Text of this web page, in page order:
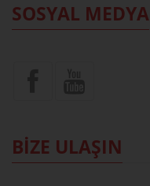
SOSYAL MEDYA
BİZE ULAŞIN